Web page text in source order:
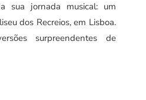
sua jornada musical: um
dos Recreios, em Lisboa.
surpreendentes de